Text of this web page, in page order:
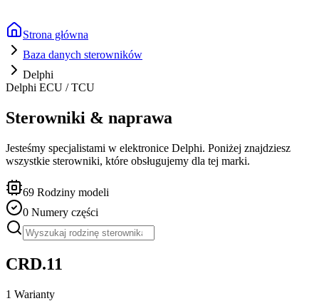
Strona główna
Baza danych sterowników
Delphi
Delphi ECU / TCU
Sterowniki & naprawa
Jesteśmy specjalistami w elektronice Delphi. Poniżej znajdziesz
wszystkie sterowniki, które obsługujemy dla tej marki.
69 Rodziny modeli
0 Numery części
CRD.11
1 Warianty